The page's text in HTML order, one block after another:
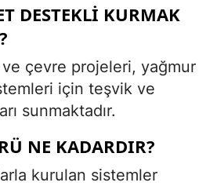
DESTEKLI KURMAK
ve çevre projeleri, yağmur
için teşvik ve
sunmaktadır.
NE KADARDIR?
kurulan sistemler